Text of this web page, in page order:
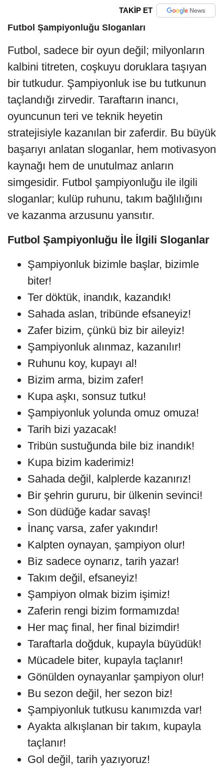
TAKİP ET
Futbol Şampiyonluğu Sloganları
Futbol, sadece bir oyun değil; milyonların
kalbini titreten, coşkuyu doruklara taşıyan
bir tutkudur. Şampiyonluk ise bu tutkunun
taçlandığı zirvedir. Taraftarın inancı,
oyuncunun teri ve teknik heyetin
stratejisiyle kazanılan bir zaferdir. Bu büyük
başarıyı anlatan sloganlar, hem motivasyon
kaynağı hem de unutulmaz anların
simgesidir. Futbol şampiyonluğu ile ilgili
sloganlar; kulüp ruhunu, takım bağlılığını
ve kazanma arzusunu yansıtır.
Futbol Şampiyonluğu İle İlgili Sloganlar
Şampiyonluk bizimle başlar, bizimle
biter!
Ter döktük, inandık, kazandık!
Sahada aslan, tribünde efsaneyiz!
Zafer bizim, çünkü biz bir aileyiz!
Şampiyonluk alınmaz, kazanılır!
Ruhunu koy, kupayı al!
Bizim arma, bizim zafer!
Kupa aşkı, sonsuz tutku!
Şampiyonluk yolunda omuz omuza!
Tarih bizi yazacak!
Tribün sustuğunda bile biz inandık!
Kupa bizim kaderimiz!
Sahada değil, kalplerde kazanırız!
Bir şehrin gururu, bir ülkenin sevinci!
Son düdüğe kadar savaş!
İnanç varsa, zafer yakındır!
Kalpten oynayan, şampiyon olur!
Biz sadece oynarız, tarih yazar!
Takım değil, efsaneyiz!
Şampiyon olmak bizim işimiz!
Zaferin rengi bizim formamızda!
Her maç final, her final bizimdir!
Taraftarla doğduk, kupayla büyüdük!
Mücadele biter, kupayla taçlanır!
Gönülden oynayanlar şampiyon olur!
Bu sezon değil, her sezon biz!
Şampiyonluk tutkusu kanımızda var!
Ayakta alkışlanan bir takım, kupayla
taçlanır!
Gol değil, tarih yazıyoruz!